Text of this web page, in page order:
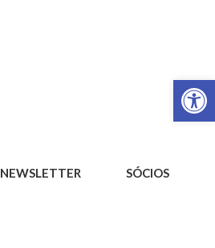
NEWSLETTER SÓCIOS